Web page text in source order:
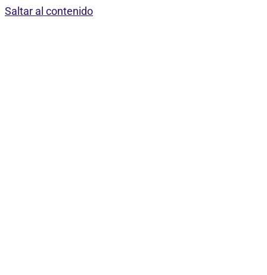
Saltar al contenido